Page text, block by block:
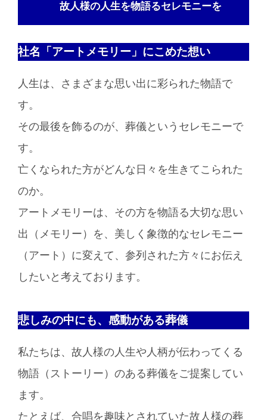
故人様の人生を物語るセレモニーを
社名「アートメモリー」にこめた想い
人生は、さまざまな思い出に彩られた物語で
す。
その最後を飾るのが、葬儀というセレモニーで
す。
亡くなられた方がどんな日々を生きてこられた
のか。
アートメモリーは、その方を物語る大切な思い
出（メモリー）を、美しく象徴的なセレモニー
（アート）に変えて、参列された方々にお伝え
したいと考えております。
悲しみの中にも、感動がある葬儀
私たちは、故人様の人生や人柄が伝わってくる
物語（ストーリー）のある葬儀をご提案してい
ます。
たとえば、合唱を趣味とされていた故人様の葬